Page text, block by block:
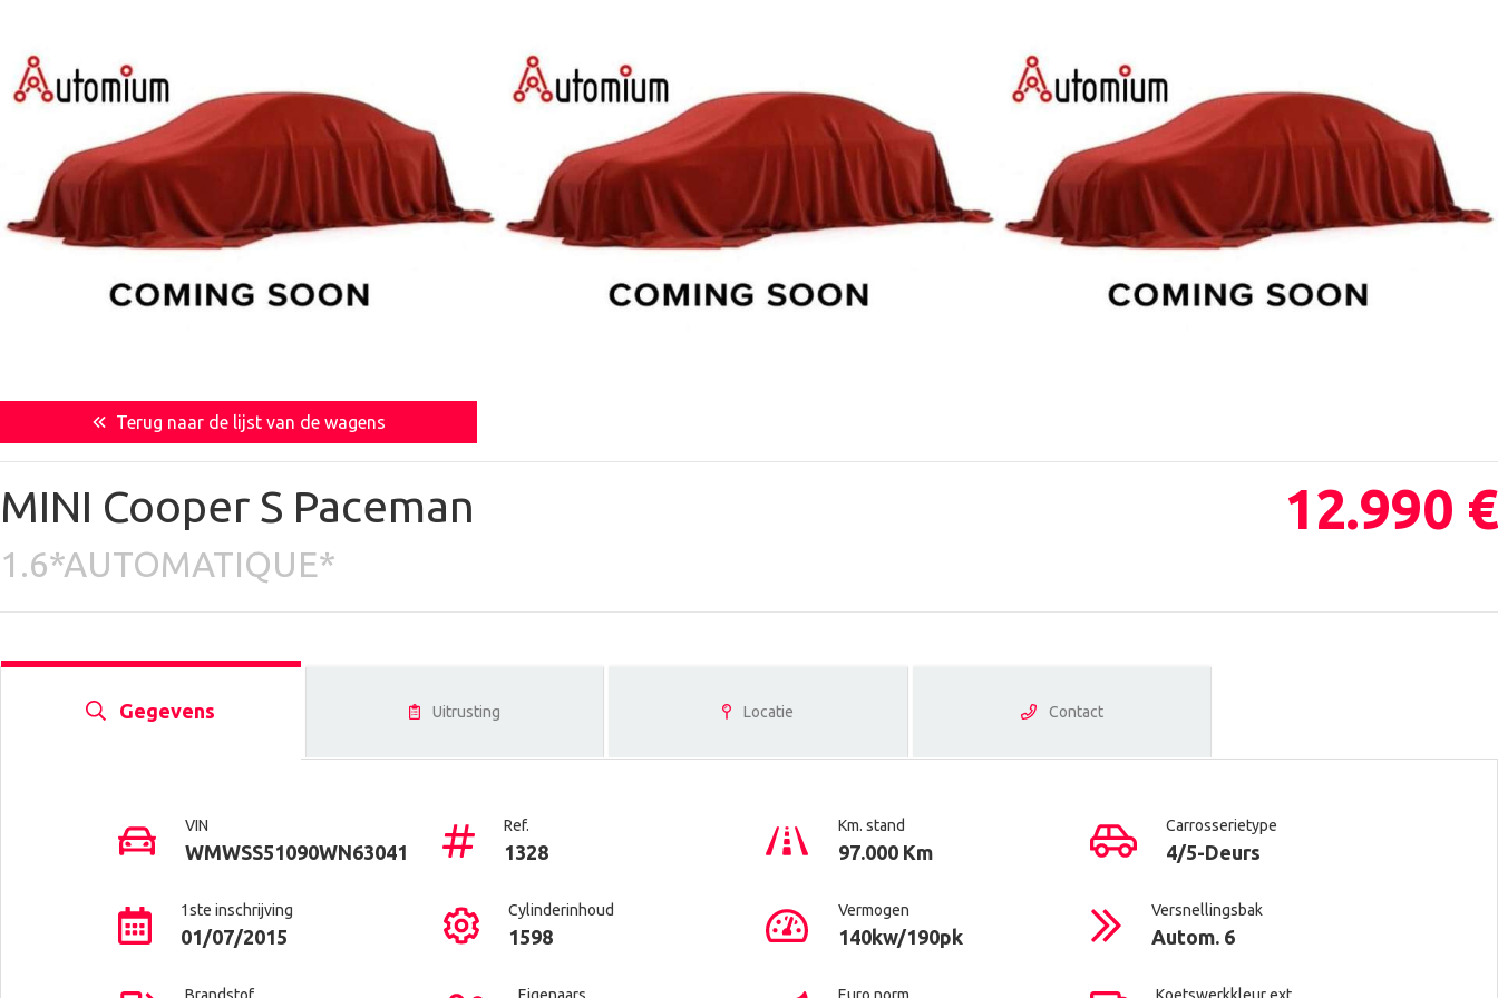
Terug naar de lijst van de wagens
MINI Cooper S Paceman
1.6*AUTOMATIQUE*
12.990 €
Gegevens Uitrusting Locatie Contact
VIN
WMWSS51090WN63041
Ref.
1328
Km. stand
97.000 Km
Carrosserietype
4/5-Deurs
1ste inschrijving
01/07/2015
Cylinderinhoud
1598
Vermogen
140kw/190pk
Versnellingsbak
Autom. 6